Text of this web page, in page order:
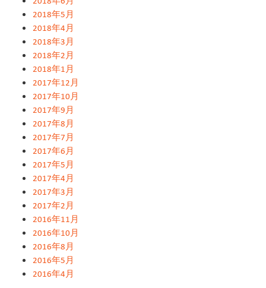
2018年5月
2018年4月
2018年3月
2018年2月
2018年1月
2017年12月
2017年10月
2017年9月
2017年8月
2017年7月
2017年6月
2017年5月
2017年4月
2017年3月
2017年2月
2016年11月
2016年10月
2016年8月
2016年5月
2016年4月